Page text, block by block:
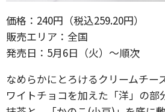
価格：240円（税込259.20円）
販売エリア：全国
発売日：5月6日（火）〜順次
なめらかにとろけるクリームチー
ワイトチョコを加えた「洋」の部